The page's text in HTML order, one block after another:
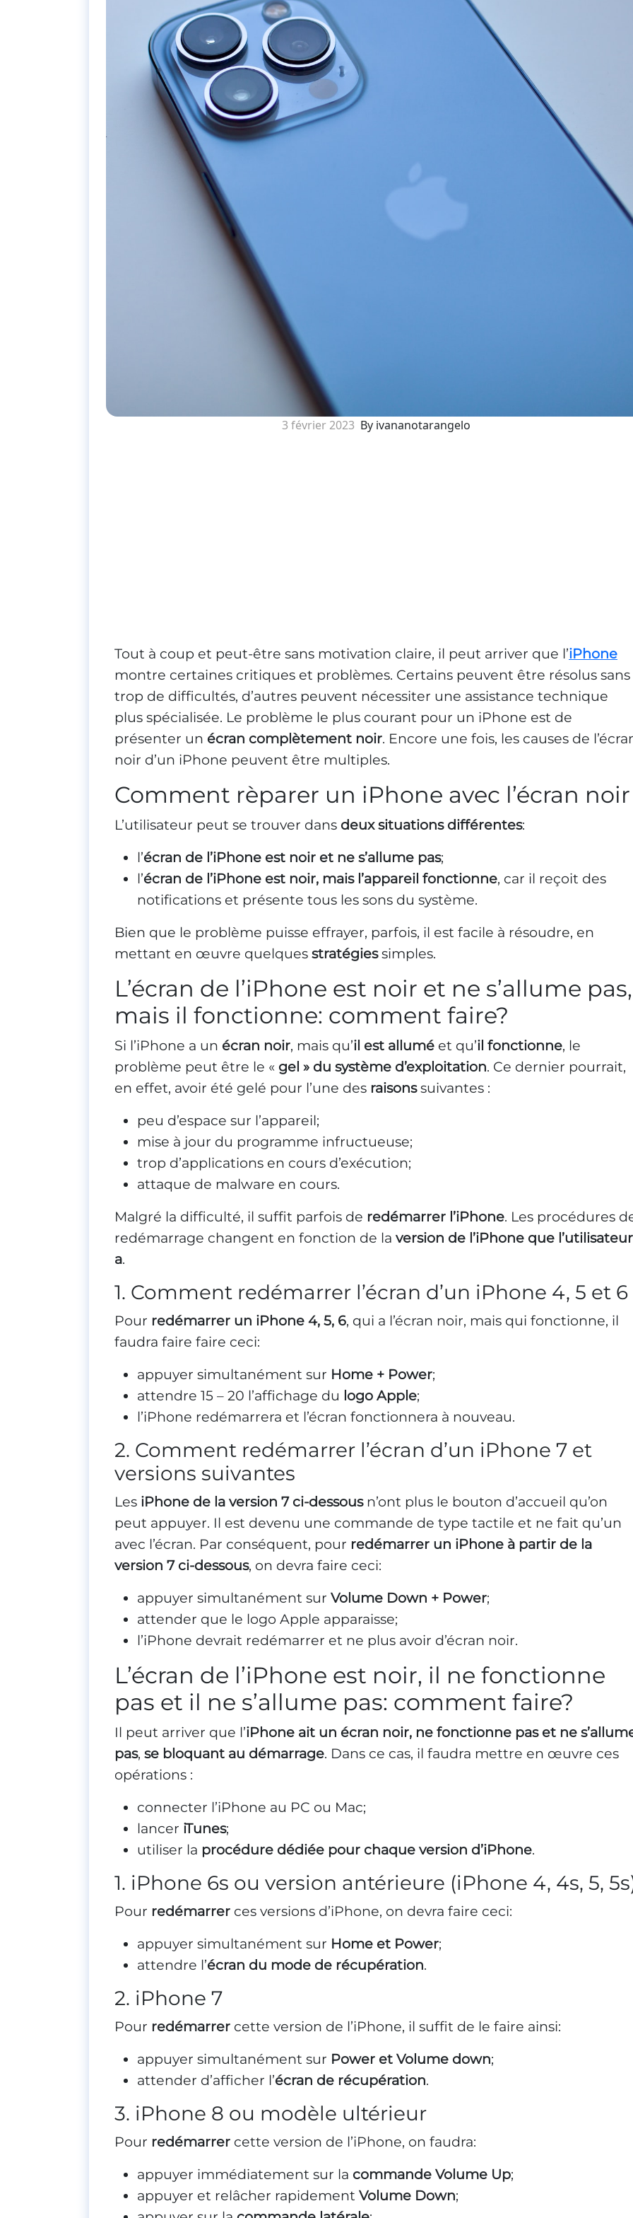
3 février 2023 By ivananotarangelo
Tout à coup et peut-être sans motivation claire, il peut arriver que l’iPhone
montre certaines critiques et problèmes. Certains peuvent être résolus sans
trop de difficultés, d’autres peuvent nécessiter une assistance technique
plus spécialisée. Le problème le plus courant pour un iPhone est de
présenter un écran complètement noir. Encore une fois, les causes de
noir d’un iPhone peuvent être multiples.
Comment rèparer un iPhone avec l’écran noir
L’utilisateur peut se trouver dans deux situations différentes:
l’écran de l’iPhone est noir et ne s’allume pas;
l’écran de l’iPhone est noir, mais l’appareil fonctionne, car il reçoit des
notifications et présente tous les sons du système.
Bien que le problème puisse effrayer, parfois, il est facile à résoudre, en
mettant en œuvre quelques stratégiessimples.
L’écran de l’iPhone est noir et ne s’allume pas,
mais il fonctionne: comment faire?
Si l’iPhone a un écran noir, mais qu’il est allumé et qu’il fonctionne, le
problème peut être le « gel » du système d’exploitation. Ce dernier pourrait,
en effet, avoir été gelé pour l’une des raisonssuivantes :
peu d’espace sur l’appareil;
mise à jour du programme infructueuse;
trop d’applications en cours d’exécution;
attaque de malware en cours.
Malgré la difficulté, il suffit parfois de redémarrer l’iPhone. Les procédures
redémarrage changent en fonction de la version de l’iPhone que l’utilisateur
a.
1. Comment redémarrer l’écran d’un iPhone 4, 5 et 6
Pour redémarrer un iPhone 4, 5, 6, qui a l’écran noir, mais qui fonctionne, il
faudra faire faire ceci:
appuyer simultanément sur Home + Power;
attendre 15 – 20 l’affichage du logo Apple;
l’iPhone redémarrera et l’écran fonctionnera à nouveau.
2. Comment redémarrer l’écran d’un iPhone 7 et
versions suivantes
Les iPhone de la version 7 ci-dessousn’ont plus le bouton d’accueil qu’on
peut appuyer. Il est devenu une commande de type tactile et ne fait qu’un
avec l’écran. Par conséquent, pour redémarrer un iPhone à partir de la
version 7 ci-dessous, on devra faire ceci:
appuyer simultanément sur Volume Down + Power;
attender que le logo Apple apparaisse;
l’iPhone devrait redémarrer et ne plus avoir d’écran noir.
L’écran de l’iPhone est noir, il ne fonctionne
pas et il ne s’allume pas: comment faire?
Il peut arriver que l’iPhone ait un écran noir, ne fonctionne pas et ne
pas, se bloquant au démarrage. Dans ce cas, il faudra mettre en œuvre ces
opérations :
connecter l’iPhone au PC ou Mac;
lancer iTunes;
utiliser la procédure dédiée pour chaque version d’iPhone.
1. iPhone 6s ou version antérieure (iPhone 4, 4s, 5,
Pour redémarrer ces versions d’iPhone, on devra faire ceci:
appuyer simultanément sur Home et Power;
attendre l’écran du mode de récupération.
2. iPhone 7
Pour redémarrer cette version de l’iPhone, il suffit de le faire ainsi:
appuyer simultanément sur Power et Volume down;
attender d’afficher l’écran de récupération.
3. iPhone 8 ou modèle ultérieur
Pour redémarrer cette version de l’iPhone, on faudra:
appuyer immédiatement sur la commande Volume Up;
appuyer et relâcher rapidement Volume Down;